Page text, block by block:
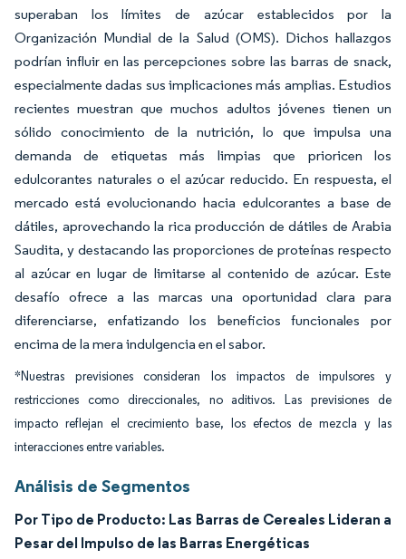
superaban los límites de azúcar establecidos por la
Organización Mundial de la Salud (OMS). Dichos hallazgos
podrían influir en las percepciones sobre las barras de snack,
especialmente dadas sus implicaciones más amplias. Estudios
recientes muestran que muchos adultos jóvenes tienen un
sólido conocimiento de la nutrición, lo que impulsa una
demanda de etiquetas más limpias que prioricen los
edulcorantes naturales o el azúcar reducido. En respuesta, el
mercado está evolucionando hacia edulcorantes a base de
dátiles, aprovechando la rica producción de dátiles de Arabia
Saudita, y destacando las proporciones de proteínas respecto
al azúcar en lugar de limitarse al contenido de azúcar. Este
desafío ofrece a las marcas una oportunidad clara para
diferenciarse, enfatizando los beneficios funcionales por
encima de la mera indulgencia en el sabor.
*Nuestras previsiones consideran los impactos de impulsores y
restricciones como direccionales, no aditivos. Las previsiones de
impacto reflejan el crecimiento base, los efectos de mezcla y las
interacciones entre variables.
Análisis de Segmentos
Por Tipo de Producto: Las Barras de Cereales Lideran a
Pesar del Impulso de las Barras Energéticas